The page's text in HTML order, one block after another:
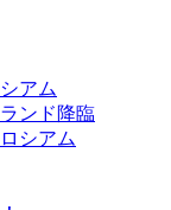
アム
ンド降臨
シアム